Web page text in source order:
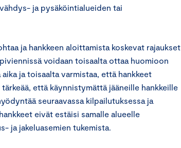
ja pysäköintialueiden tai
ja hankkeen aloittamista koskevat rajaukset
voidaan toisaalta ottaa huomioon
ja toisaalta varmistaa, että hankkeet
että käynnistymättä jääneille hankkeille
seuraavassa kilpailutuksessa ja
eivät estäisi samalle alueelle
ja jakeluasemien tukemista.